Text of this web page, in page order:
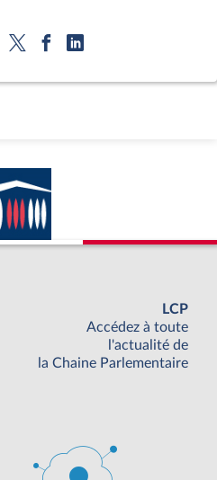
LCP
Accédez à toute
l'actualité de
la Chaine Parlementaire